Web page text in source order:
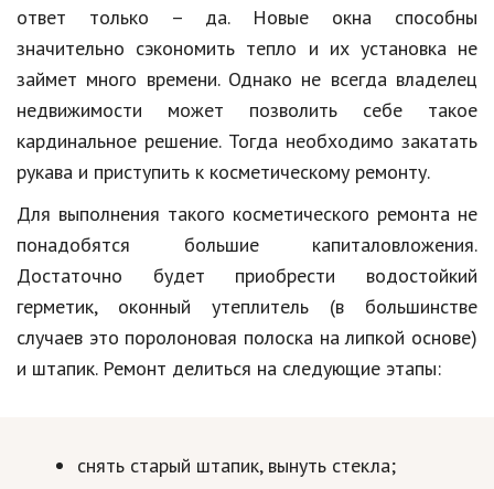
ответ только – да. Новые окна способны
значительно сэкономить тепло и их установка не
займет много времени. Однако не всегда владелец
недвижимости может позволить себе такое
кардинальное решение. Тогда необходимо закатать
рукава и приступить к косметическому ремонту.
Для выполнения такого косметического ремонта не
понадобятся большие капиталовложения.
Достаточно будет приобрести водостойкий
герметик, оконный утеплитель (в большинстве
случаев это поролоновая полоска на липкой основе)
и штапик. Ремонт делиться на следующие этапы:
снять старый штапик, вынуть стекла;